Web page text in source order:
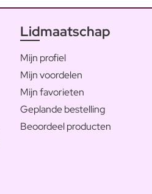
Lidmaatschap
Mijn profiel
Mijn voordelen
Mijn favorieten
Geplande bestelling
Beoordeel producten